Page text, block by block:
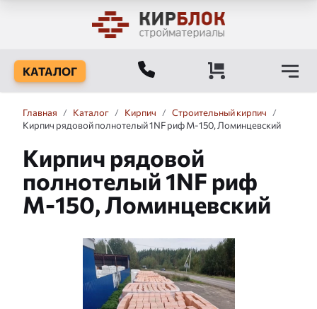
КАТАЛОГ
Главная / Каталог / Кирпич / Строительный кирпич
/
Кирпич рядовой полнотелый 1NF риф М-150, Ломинцевский
Кирпич рядовой
полнотелый 1NF риф
М-150, Ломинцевский